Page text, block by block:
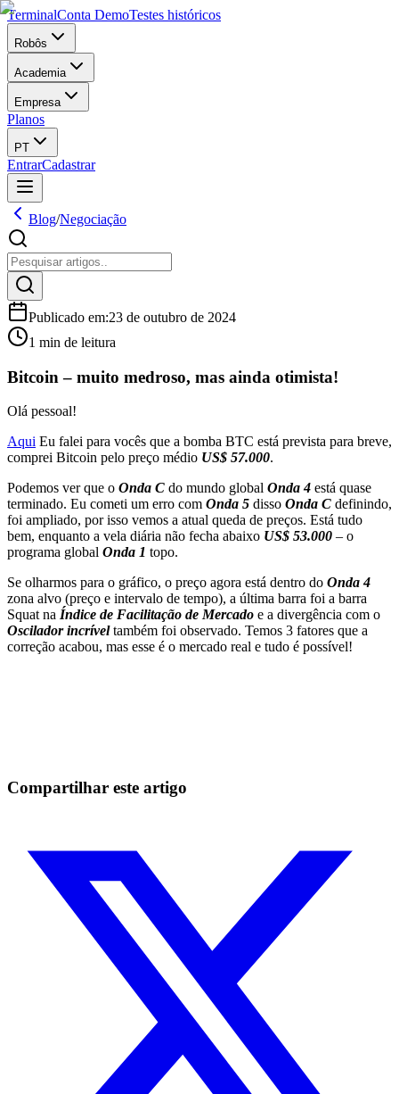
TerminalConta DemoTestes históricos
Robôs
Academia
Empresa
Planos
PT
EntrarCadastrar
Blog/Negociação
Publicado em:23 de outubro de 2024
1 min de leitura
Bitcoin – muito medroso, mas ainda otimista!
Olá pessoal!
Aqui Eu falei para vocês que a bomba BTC está prevista para breve,
comprei Bitcoin pelo preço médio US$ 57.000.
Podemos ver que o Onda C do mundo global Onda 4 está quase
terminado. Eu cometi um erro com Onda 5 disso Onda C definindo,
foi ampliado, por isso vemos a atual queda de preços. Está tudo
bem, enquanto a vela diária não fecha abaixo US$ 53.000 – o
programa global Onda 1 topo.
Se olharmos para o gráfico, o preço agora está dentro do Onda 4
zona alvo (preço e intervalo de tempo), a última barra foi a barra
Squat na Índice de Facilitação de Mercado e a divergência com o
Oscilador incríveltambém foi observado. Temos 3 fatores que a
correção acabou, mas esse é o mercado real e tudo é possível!
Compartilhar este artigo